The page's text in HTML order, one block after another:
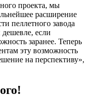
проекта, мы
расширение
пеллетного завода
если
заранее. Теперь
эту возможность
на перспективу»,